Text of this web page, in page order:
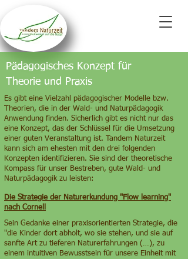
Pädagogisches Konzept für
Theorie und Praxis
Es gibt eine Vielzahl pädagogischer Modelle bzw.
Theorien, die in der Wald- und Naturpädagogik
Anwendung finden. Sicherlich gibt es nicht nur das
eine Konzept, das der Schlüssel für die Umsetzung
einer guten Veranstaltung ist. Tandem Naturzeit
kann sich am ehesten mit den drei folgenden
Konzepten identifizieren. Sie sind der theoretische
Kompass für unser Bestreben, gute Wald- und
Naturpädagogik zu leisten:
Die Strategie der Naturerkundung "Flow learning"
nach Cornell
Sein Gedanke einer praxisorientierten Strategie, die
"die Kinder dort abholt, wo sie stehen, und sie auf
sanfte Art zu tieferen Naturerfahrungen (…), zu
einem intuitiven Bewusstsein für unsere Einheit mit